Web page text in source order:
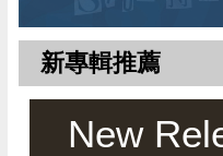
新專輯推薦
New